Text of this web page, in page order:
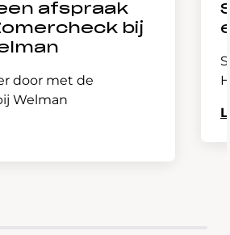
afspraak
bij
door met de
Welman